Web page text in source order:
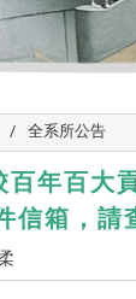
全系所公告
百年百大
信箱，請